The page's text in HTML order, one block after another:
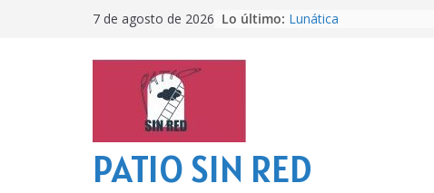
7 de agosto de 2026 Lo último: Lunática
PATIO SIN RED